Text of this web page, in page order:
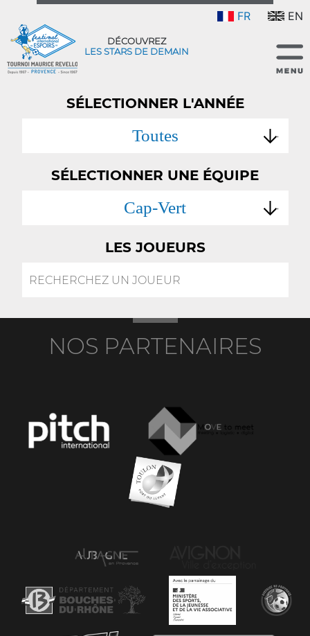
FR EN
DÉCOUVREZ
LES STARS DE DEMAIN
SÉLECTIONNER L'ANNÉE
Toutes
SÉLECTIONNER UNE ÉQUIPE
Cap-Vert
LES JOUEURS
NOS PARTENAIRES